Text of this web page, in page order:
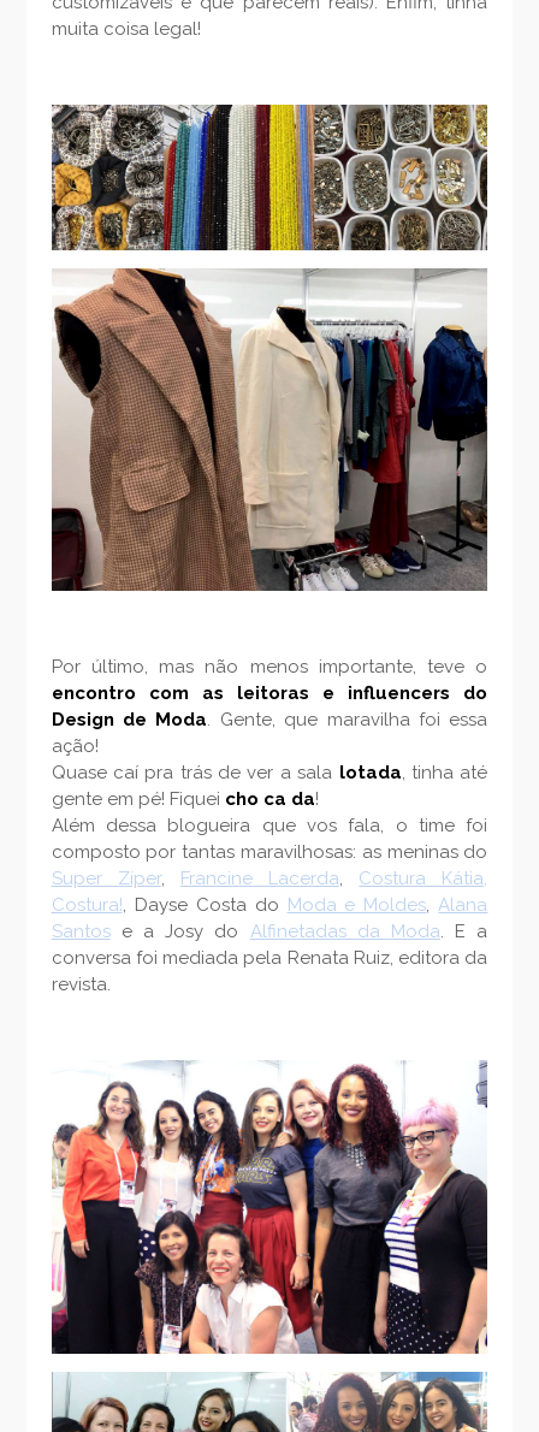
muita coisa legal!
Por último, mas não menos importante, teve o
encontro com as leitoras e influencers do
Design de Moda. Gente, que maravilha foi essa
ação!
Quase caí pra trás de ver a sala lotada, tinha até
gente em pé! Fiquei cho ca da!
Além dessa blogueira que vos fala, o time foi
composto por tantas maravilhosas: as meninas do
Super Zíper, Francine Lacerda, Costura Kátia,
Costura!, Dayse Costa do Moda e Moldes,Alana
Santose a Josy do Alfinetadas da Moda. E a
conversa foi mediada pela Renata Ruiz, editora da
revista.